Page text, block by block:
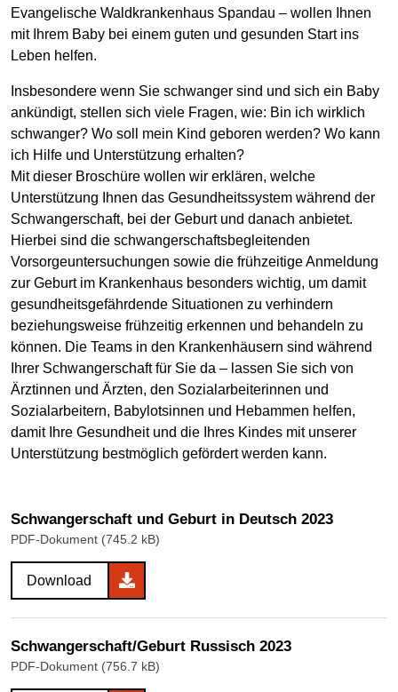
Evangelische Waldkrankenhaus Spandau – wollen Ihnen
mit Ihrem Baby bei einem guten und gesunden Start ins
Leben helfen.
Insbesondere wenn Sie schwanger sind und sich ein Baby
ankündigt, stellen sich viele Fragen, wie: Bin ich wirklich
schwanger? Wo soll mein Kind geboren werden? Wo kann
ich Hilfe und Unterstützung erhalten?
Mit dieser Broschüre wollen wir erklären, welche
Unterstützung Ihnen das Gesundheitssystem während der
Schwangerschaft, bei der Geburt und danach anbietet.
Hierbei sind die schwangerschaftsbegleitenden
Vorsorgeuntersuchungen sowie die frühzeitige Anmeldung
zur Geburt im Krankenhaus besonders wichtig, um damit
gesundheitsgefährdende Situationen zu verhindern
beziehungsweise frühzeitig erkennen und behandeln zu
können. Die Teams in den Krankenhäusern sind während
Ihrer Schwangerschaft für Sie da – lassen Sie sich von
Ärztinnen und Ärzten, den Sozialarbeiterinnen und
Sozialarbeitern, Babylotsinnen und Hebammen helfen,
damit Ihre Gesundheit und die Ihres Kindes mit unserer
Unterstützung bestmöglich gefördert werden kann.
Schwangerschaft und Geburt in Deutsch 2023
PDF-Dokument (745.2 kB)
Download
Schwangerschaft/Geburt Russisch 2023
PDF-Dokument (756.7 kB)